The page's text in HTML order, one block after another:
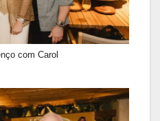
com Carol